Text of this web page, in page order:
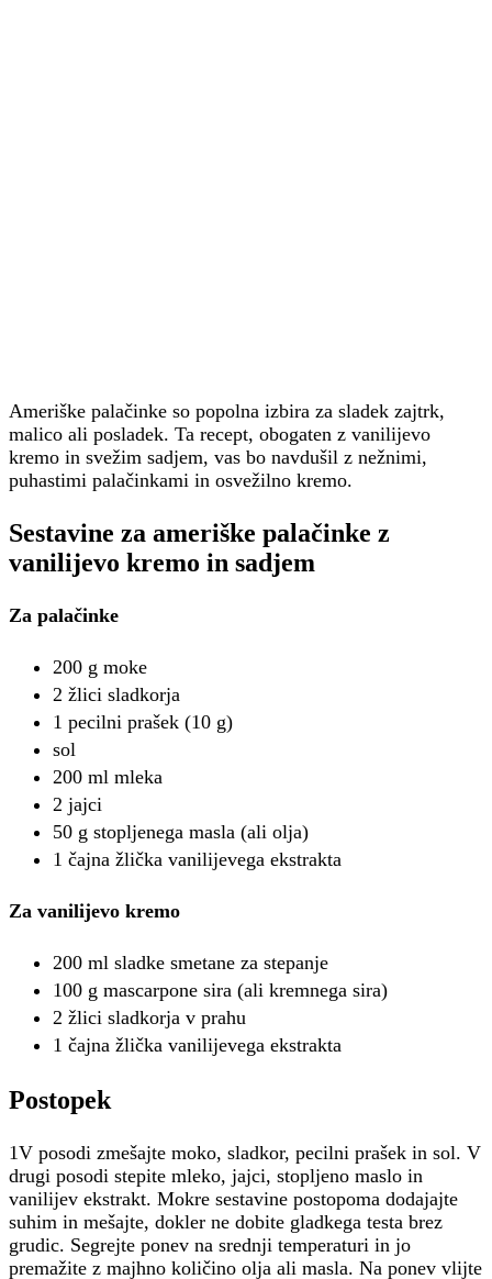
Ameriške palačinke so popolna izbira za sladek zajtrk,
malico ali posladek. Ta recept, obogaten z vanilijevo
kremo in svežim sadjem, vas bo navdušil z nežnimi,
puhastimi palačinkami in osvežilno kremo.
Sestavine za ameriške palačinke z
vanilijevo kremo in sadjem
Za palačinke
200 g moke
2 žlici sladkorja
1 pecilni prašek (10 g)
sol
200 ml mleka
2 jajci
50 g stopljenega masla (ali olja)
1 čajna žlička vanilijevega ekstrakta
Za vanilijevo kremo
200 ml sladke smetane za stepanje
100 g mascarpone sira (ali kremnega sira)
2 žlici sladkorja v prahu
1 čajna žlička vanilijevega ekstrakta
Postopek
1V posodi zmešajte moko, sladkor, pecilni prašek in sol. V
drugi posodi stepite mleko, jajci, stopljeno maslo in
vanilijev ekstrakt. Mokre sestavine postopoma dodajajte
suhim in mešajte, dokler ne dobite gladkega testa brez
grudic. Segrejte ponev na srednji temperaturi in jo
premažite z majhno količino olja ali masla. Na ponev vlijte